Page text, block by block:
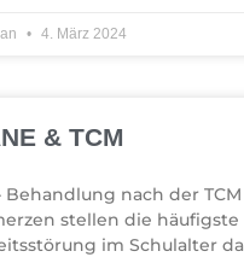
4. März 2024
& TCM
Behandlung nach der
stellen die häufigste
im Schulalter